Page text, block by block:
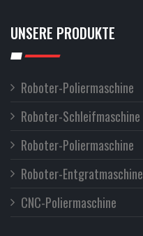
UNSERE PRODUKTE
Roboter-Poliermaschine
Roboter-Schleifmaschine
Roboter-Poliermaschine
Roboter-Entgratmaschine
CNC-Poliermaschine